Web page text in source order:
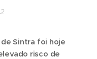
Sintra foi hoje
risco de